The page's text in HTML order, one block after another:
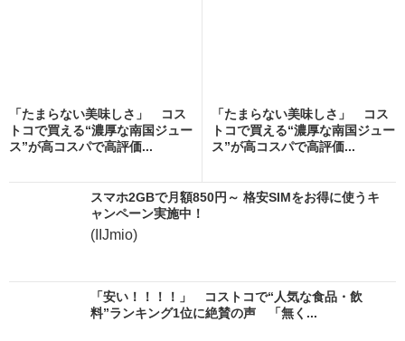
「たまらない美味しさ」 コス
トコで買える“濃厚な南国ジュー
ス”が高コスパで高評価...
「たまらない美味しさ」 コス
トコで買える“濃厚な南国ジュー
ス”が高コスパで高評価...
スマホ2GBで月額850円～ 格安SIMをお得に使うキ
ャンペーン実施中！
(IIJmio)
「安い！！！！」 コストコで“人気な食品・飲
料”ランキング1位に絶賛の声 「無く...